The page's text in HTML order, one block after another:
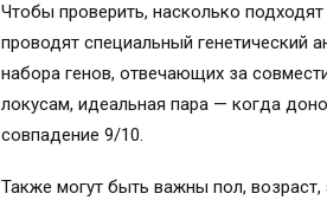
Чтобы проверить, насколько
проводят специальный генетический
набора генов, отвечающих за
локусам, идеальная пара — когда
совпадение 9/10.
Также могут быть важны пол,